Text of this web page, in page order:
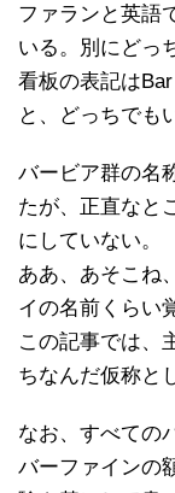
ファランと英語
いる。別にどっ
看板の表記は
と、どっちでも
バービア群の名
たが、正直なと
にしていない。
ああ、あそこね
イの名前くらい
この記事では、
ちなんだ仮称と
なお、すべての
バーファインの